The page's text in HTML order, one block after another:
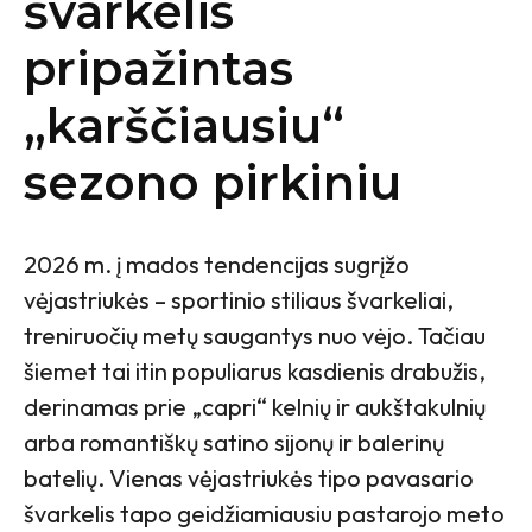
pripažintas
„karščiausiu“
sezono pirkiniu
2026 m. į mados tendencijas sugrįžo
vėjastriukės – sportinio stiliaus švarkeliai,
treniruočių metų saugantys nuo vėjo. Tačiau
šiemet tai itin populiarus kasdienis drabužis,
derinamas prie „capri“ kelnių ir aukštakulnių
arba romantiškų satino sijonų ir balerinų
batelių. Vienas vėjastriukės tipo pavasario
švarkelis tapo geidžiamiausiu pastarojo meto